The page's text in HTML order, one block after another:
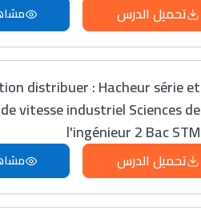
تحميل الدرس
distribuer : Hacheur série et
vitesse industriel Sciences de
l'ingénieur 2 Bac STM
تحميل الدرس